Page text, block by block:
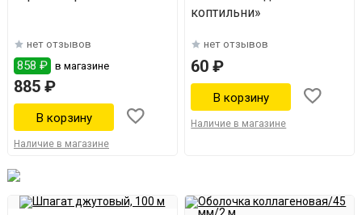
нет отзывов
858 ₽ в магазине
885 ₽
Наличие в магазине
коптильни»
нет отзывов
60 ₽
Наличие в магазине